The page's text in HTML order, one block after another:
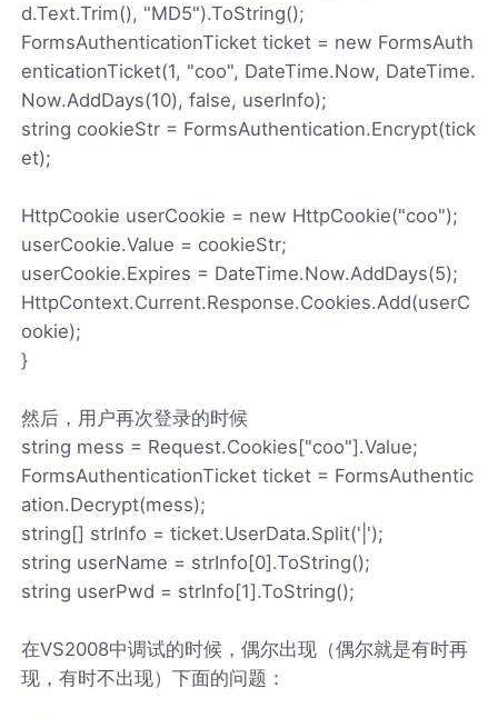
d.Text.Trim(), "MD5").ToString();
FormsAuthenticationTicket ticket = new FormsAuth
enticationTicket(1, "coo", DateTime.Now, DateTime.
Now.AddDays(10), false, userInfo);
string cookieStr = FormsAuthentication.Encrypt(tick
et);
HttpCookie userCookie = new HttpCookie("coo");
userCookie.Value = cookieStr;
userCookie.Expires = DateTime.Now.AddDays(5);
HttpContext.Current.Response.Cookies.Add(userC
ookie);
}
然后，用户再次登录的时候
string mess = Request.Cookies["coo"].Value;
FormsAuthenticationTicket ticket = FormsAuthentic
ation.Decrypt(mess);
string[] strInfo = ticket.UserData.Split('|');
string userName = strInfo[0].ToString();
string userPwd = strInfo[1].ToString();
在VS2008中调试的时候，偶尔出现（偶尔就是有时再
现，有时不出现）下面的问题：